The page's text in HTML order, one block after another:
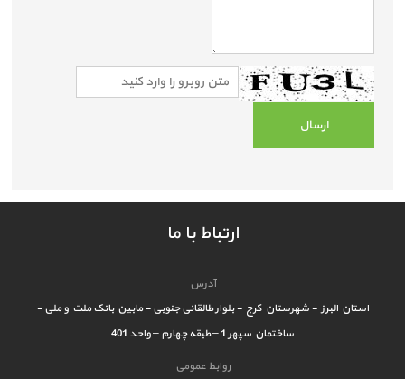
ارتباط با ما
آدرس
استان البرز - شهرستان کرج - بلوار طالقانی جنوبی - مابین بانک ملت و ملی -
ساختمان سپهر 1 – طبقه چهارم – واحد 401
روابط عمومی